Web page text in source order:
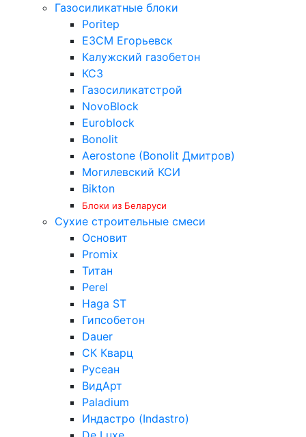
Газосиликатные блоки
Poritep
ЕЗСМ Егорьевск
Калужский газобетон
КСЗ
Газосиликатстрой
NovoBlock
Euroblock
Bonolit
Aerostone (Bonolit Дмитров)
Могилевский КСИ
Bikton
Блоки из Беларуси
Сухие строительные смеси
Основит
Promix
Титан
Perel
Haga ST
Гипсобетон
Dauer
СК Кварц
Русеан
ВидАрт
Paladium
Индастро (Indastro)